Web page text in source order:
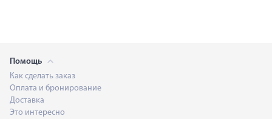
Помощь
Как сделать заказ
Оплата и бронирование
Доставка
Это интересно